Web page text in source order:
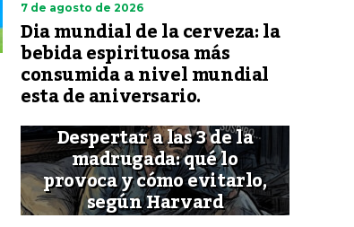
7 de agosto de 2026
Dia mundial de la cerveza: la
bebida espirituosa más
consumida a nivel mundial
esta de aniversario.
Despertar a las 3 de la
madrugada: qué lo
provoca y cómo evitarlo,
según Harvard